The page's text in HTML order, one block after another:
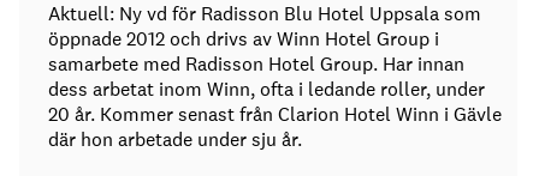
Aktuell: Ny vd för Radisson Blu Hotel Uppsala som
öppnade 2012 och drivs av Winn Hotel Group i
samarbete med Radisson Hotel Group. Har innan
dess arbetat inom Winn, ofta i ledande roller, under
20 år. Kommer senast från Clarion Hotel Winn i Gävle
där hon arbetade under sju år.